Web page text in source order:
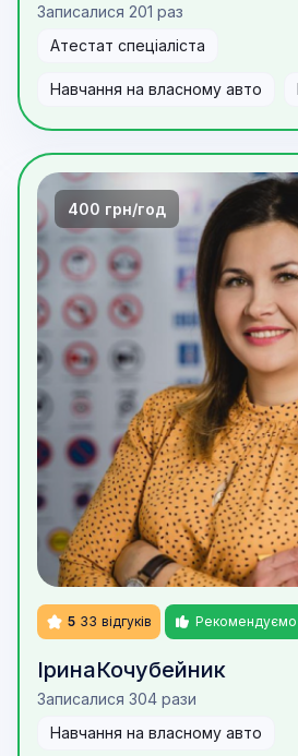
Записалися 201 раз
Атестат спеціаліста
Навчання на власному авто
5 33 відгуків Рекомендуємо
ІринаКочубейник
Записалися 304 рази
Навчання на власному авто
400 грн/год